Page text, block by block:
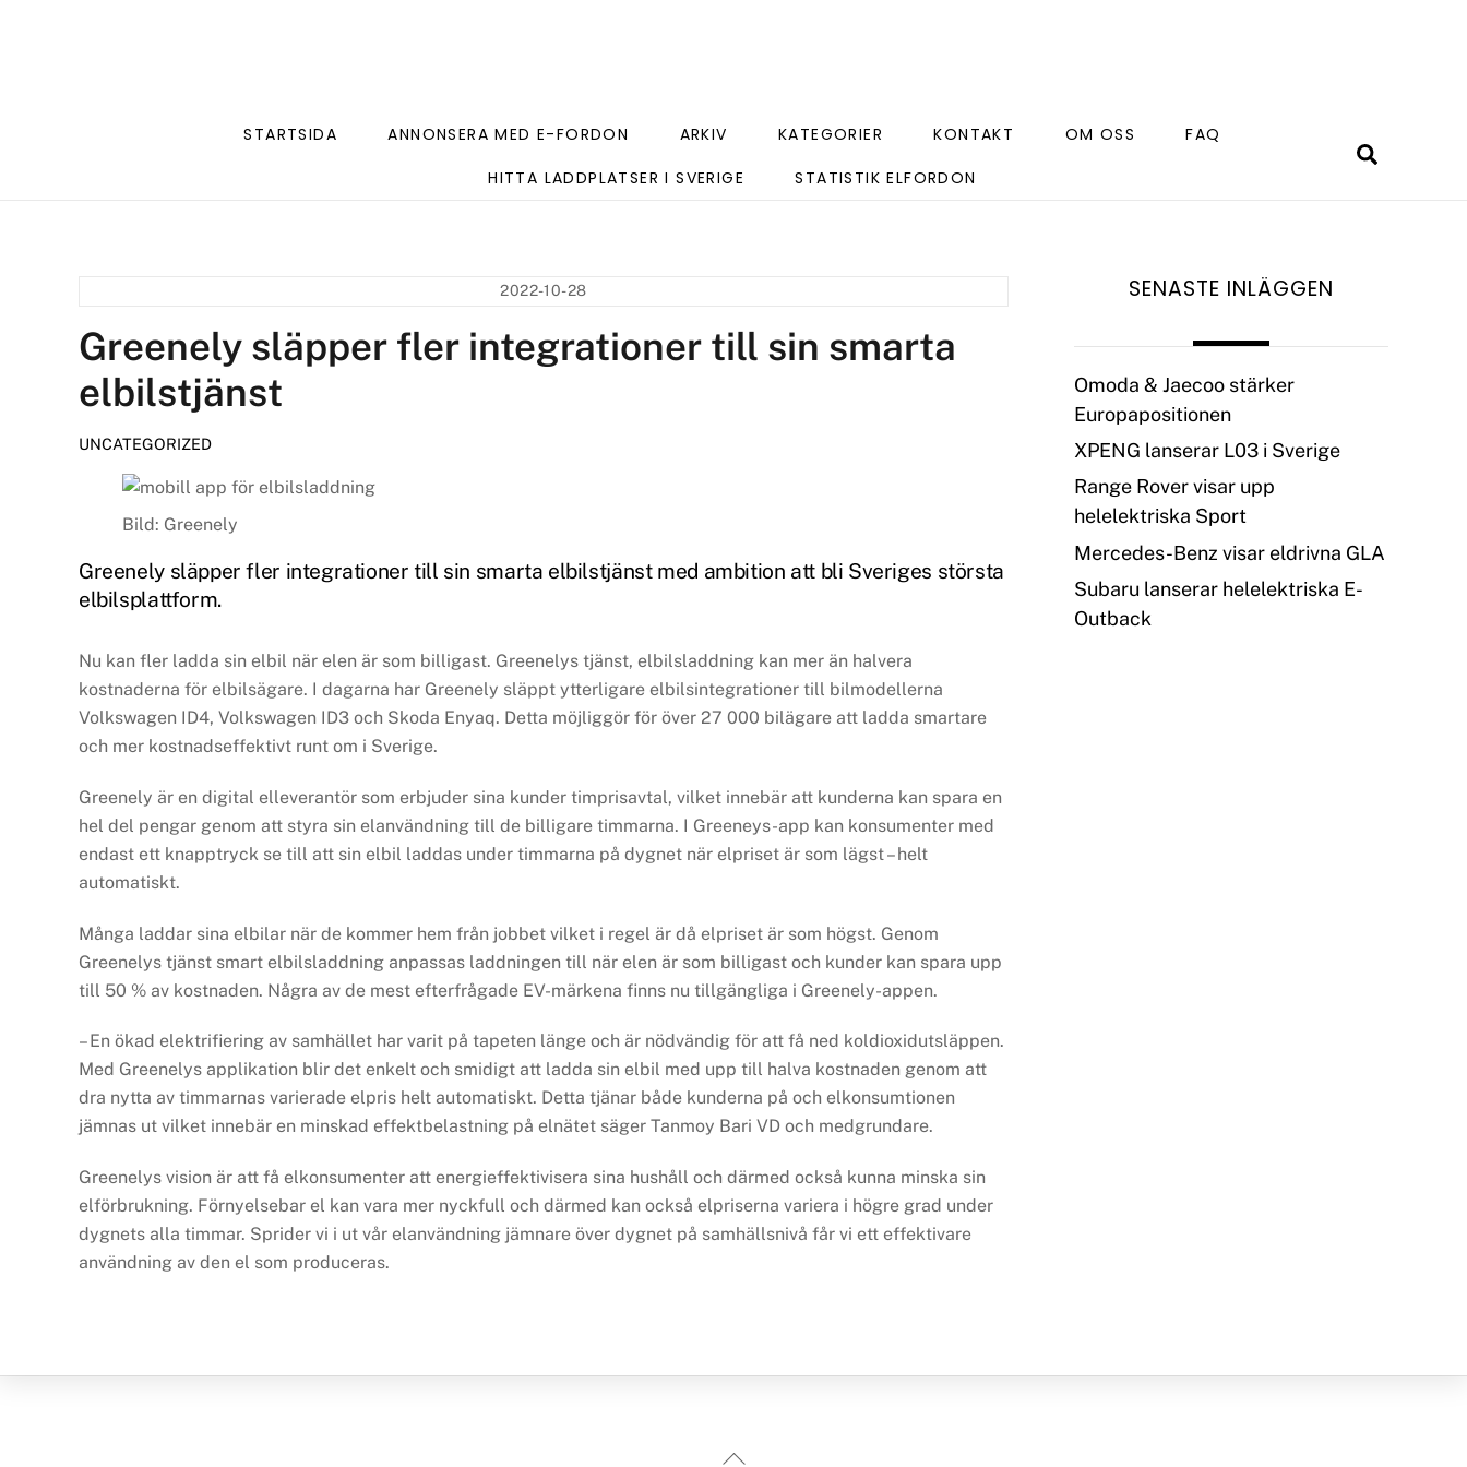
STARTSIDA ANNONSERA MED E-FORDON ARKIV KATEGORIER KONTAKT OM OSS
FAQ
HITTA LADDPLATSER I SVERIGE
STATISTIK ELFORDON
2022-10-28
Greenely släpper fler integrationer till sin smarta
elbilstjänst
UNCATEGORIZED
Bild: Greenely
Greenely släpper fler integrationer till sin smarta elbilstjänst med ambition att bli Sveriges största
elbilsplattform.
Nu kan fler ladda sin elbil när elen är som billigast. Greenelys tjänst, elbilsladdning kan mer än halvera
kostnaderna för elbilsägare. I dagarna har Greenely släppt ytterligare elbilsintegrationer till bilmodellerna
Volkswagen ID4, Volkswagen ID3 och Skoda Enyaq. Detta möjliggör för över 27 000 bilägare att ladda smartare
och mer kostnadseffektivt runt om i Sverige.
Greenely är en digital elleverantör som erbjuder sina kunder timprisavtal, vilket innebär att kunderna kan spara en
hel del pengar genom att styra sin elanvändning till de billigare timmarna. I Greeneys-app kan konsumenter med
endast ett knapptryck se till att sin elbil laddas under timmarna på dygnet när elpriset är som lägst – helt
automatiskt.
Många laddar sina elbilar när de kommer hem från jobbet vilket i regel är då elpriset är som högst. Genom
Greenelys tjänst smart elbilsladdning anpassas laddningen till när elen är som billigast och kunder kan spara upp
till 50 % av kostnaden. Några av de mest efterfrågade EV-märkena finns nu tillgängliga i Greenely-appen.
– En ökad elektrifiering av samhället har varit på tapeten länge och är nödvändig för att få ned koldioxidutsläppen.
Med Greenelys applikation blir det enkelt och smidigt att ladda sin elbil med upp till halva kostnaden genom att
dra nytta av timmarnas varierade elpris helt automatiskt. Detta tjänar både kunderna på och elkonsumtionen
jämnas ut vilket innebär en minskad effektbelastning på elnätet säger Tanmoy Bari VD och medgrundare.
Greenelys vision är att få elkonsumenter att energieffektivisera sina hushåll och därmed också kunna minska sin
elförbrukning. Förnyelsebar el kan vara mer nyckfull och därmed kan också elpriserna variera i högre grad under
dygnets alla timmar. Sprider vi i ut vår elanvändning jämnare över dygnet på samhällsnivå får vi ett effektivare
användning av den el som produceras.
SENASTE INLÄGGEN
Omoda & Jaecoo stärker
Europapositionen
XPENG lanserar L03 i Sverige
Range Rover visar upp
helelektriska Sport
Mercedes-Benz visar eldrivna GLA
Subaru lanserar helelektriska E-
Outback
Back